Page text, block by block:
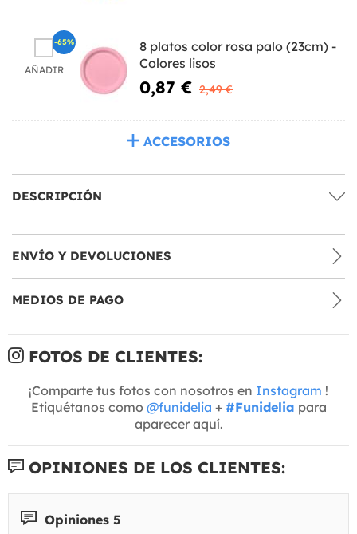
AÑADIR
8 platos color rosa palo (23cm) -
Colores lisos
0,87 € 2,49 €
-65%
ACCESORIOS
DESCRIPCIÓN
ENVÍO Y DEVOLUCIONES
MEDIOS DE PAGO
FOTOS DE CLIENTES:
¡Comparte tus fotos con nosotros en Instagram !
Etiquétanos como @funidelia + #Funidelia para
aparecer aquí.
OPINIONES DE LOS CLIENTES:
Opiniones 5